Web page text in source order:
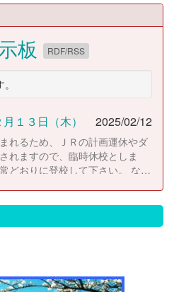
板 RDF/RSS
１３日（木） 2025/02/12
れるため、ＪＲの計画運休やダ
れますので、臨時休校としま
どおりに登校して下さい。 な